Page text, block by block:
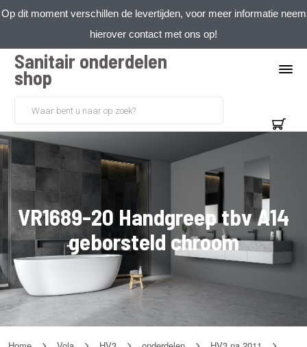
Op dit moment verschillen de levertijden, voor meer informatie neem
hierover contact met ons op!
Sanitair onderdelen
shop
VR1689-20 Handgreep tbv A14
geborsteld chroom